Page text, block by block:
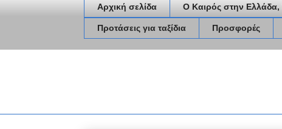
Αρχική σελίδα Ο Καιρός στην
Προτάσεις για ταξίδια Προσφορές